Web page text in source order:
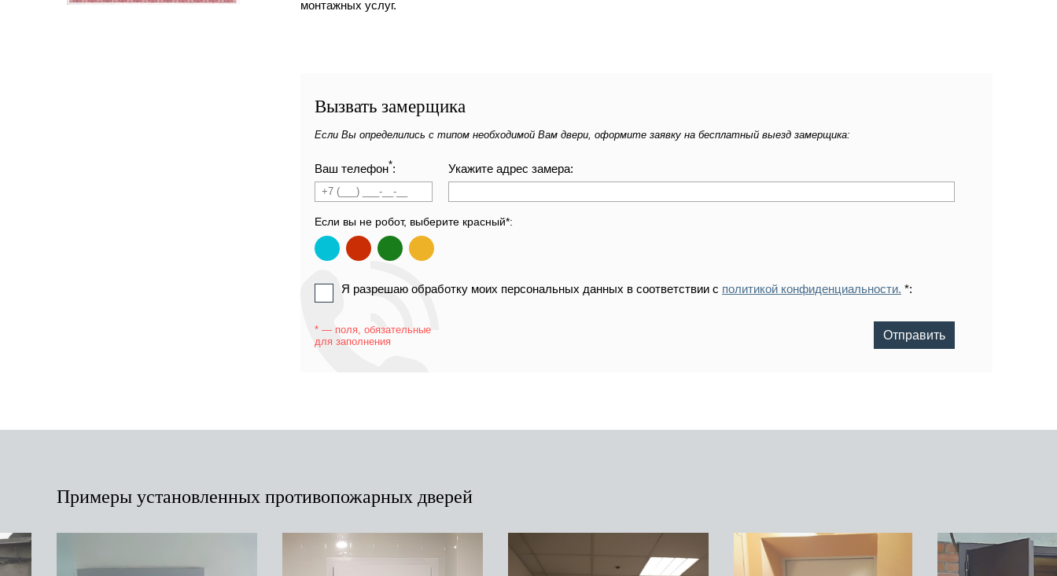
монтажных услуг.
Вызвать замерщика
Если Вы определились с типом необходимой Вам двери, оформите заявку на бесплатный выезд замерщика:
Ваш телефон*: Укажите адрес замера:
Если вы не робот, выберите красный*:
Я разрешаю обработку моих персональных данных в соответствии с политикой конфиденциальности. *:
* — поля, обязательные
для заполнения
Отправить
Примеры установленных противопожарных дверей